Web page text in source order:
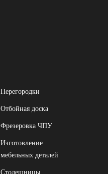
Перегородки
Отбойная доска
Фрезеровка ЧПУ
Изготовление
мебельных деталей
Столешницы